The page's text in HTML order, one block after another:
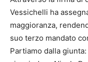
Vessichelli ha
maggioranza,
suo terzo mandato
Partiamo dalla